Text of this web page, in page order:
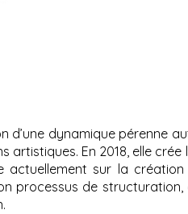
d’une dynamique pérenne
En 2018, elle crée
sur la création
processus de structuration,